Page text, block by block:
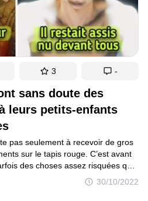
sans doute des
leurs petits-enfants
30/10/2022
pas seulement à recevoir de gros
sur le tapis rouge. C’est avant
des choses assez risquées que
nous parlons des défis
les acteurs ont dû relever sur
3 -